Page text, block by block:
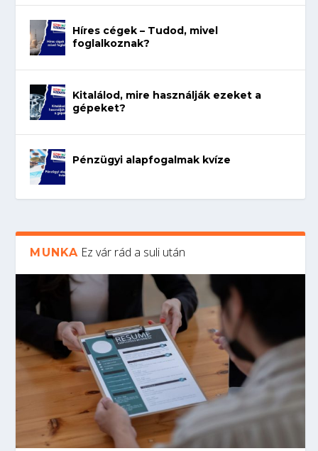
Híres cégek – Tudod, mivel
foglalkoznak?
Kitalálod, mire használják ezeket a
gépeket?
Pénzügyi alapfogalmak kvíze
MUNKA Ez vár rád a suli után